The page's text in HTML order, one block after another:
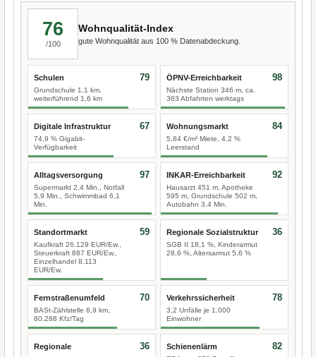
76
/100
Wohnqualität-Index
gute Wohnqualität aus 100 % Datenabdeckung.
Schulen
Grundschule 1,1 km,
weiterführend 1,6 km
79 ÖPNV-Erreichbarkeit
Nächste Station 346 m, ca.
363 Abfahrten werktags
98
Digitale Infrastruktur
74,9 % Gigabit-
Verfügbarkeit
67 Wohnungsmarkt
5,84 €/m² Miete, 4,2 %
Leerstand
84
Alltagsversorgung
Supermarkt 2,4 Min., Notfall
5,9 Min., Schwimmbad 6,1
Min.
97 INKAR-Erreichbarkeit
Hausarzt 451 m, Apotheke
595 m, Grundschule 502 m,
Autobahn 3,4 Min.
92
Standortmarkt
Kaufkraft 26.129 EUR/Ew.,
Steuerkraft 887 EUR/Ew.,
Einzelhandel 8.113
EUR/Ew.
59 Regionale Sozialstruktur
SGB II 18,1 %, Kinderarmut
28,6 %, Altersarmut 5,6 %
36
Fernstraßenumfeld
BASt-Zählstelle 6,9 km,
80.288 Kfz/Tag
70 Verkehrssicherheit
3,2 Unfälle je 1.000
Einwohner
78
Regionale
36 Schienenlärm 82